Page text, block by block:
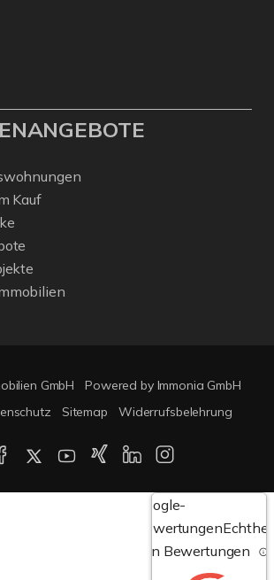
Kauf
GmbH
Powered by Immonia GmbH
Sitemap Widerrufsbelehrung
Google-
Bewertungen
von Bewertungen